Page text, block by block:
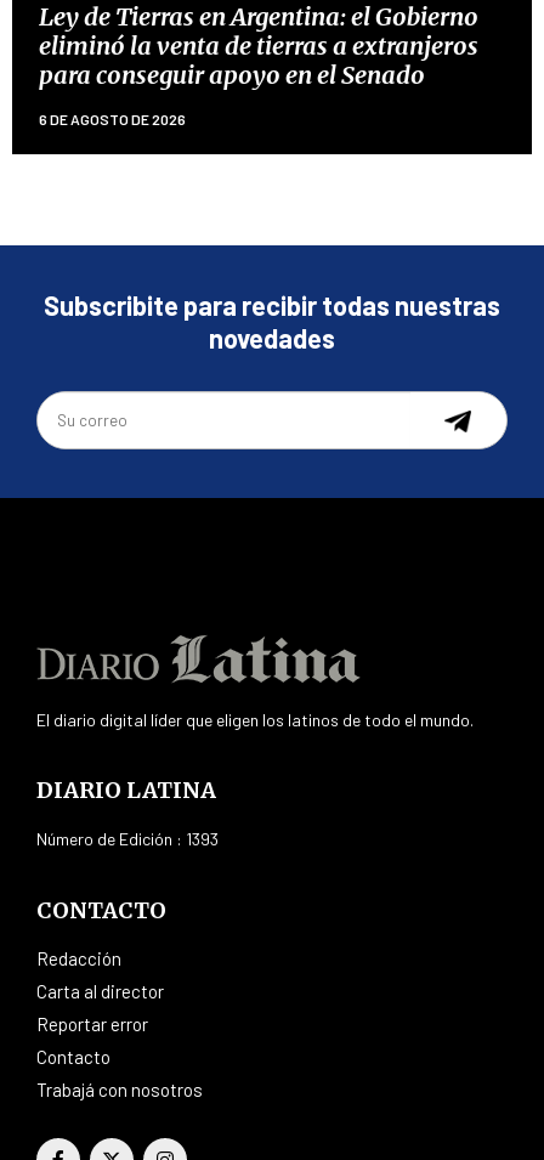
Ley de Tierras en Argentina: el Gobierno
eliminó la venta de tierras a extranjeros
para conseguir apoyo en el Senado
6 DE AGOSTO DE 2026
Subscribite para recibir todas nuestras
novedades
El diario digital líder que eligen los latinos de todo el mundo.
DIARIO LATINA
Número de Edición : 1393
CONTACTO
Redacción
Carta al director
Reportar error
Contacto
Trabajá con nosotros